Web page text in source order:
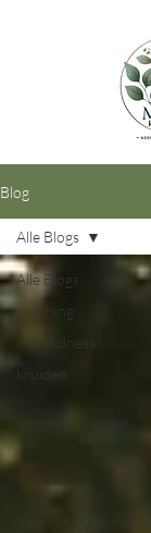
Blog
Alle Blogs
coaching
mindfulness
kruiden
Alle Blogs